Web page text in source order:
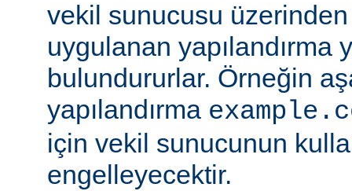
vekil sunucusu
uygulanan yapılandırma
bulundururlar. Örneğin
yapılandırma
için vekil sunucunun
engelleyecektir.